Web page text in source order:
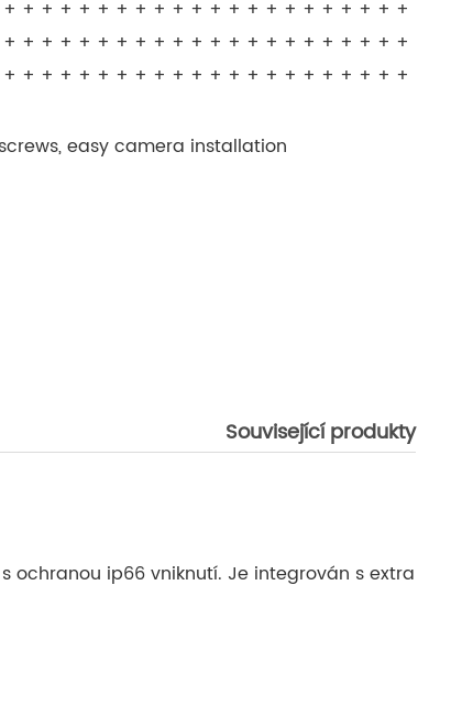
+ + + + + + + + + + + + + + + + + + + + +
+ + + + + + + + + + + + + + + + + + + + +
+ + + + + + + + + + + + + + + + + + + + +
easy camera installation
Související produkty
ochranou ip66 vniknutí. Je integrován s extra